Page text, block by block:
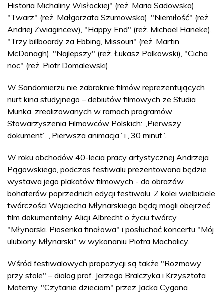
Historia Michaliny Wisłockiej" (reż. Maria Sadowska),
"Twarz" (reż. Małgorzata Szumowska), "Niemiłość" (reż.
Andriej Zwiagincew), "Happy End" (reż. Michael Haneke),
"Trzy billboardy za Ebbing, Missouri" (reż. Martin
McDonagh), "Najlepszy" (reż. Łukasz Palkowski), "Cicha
noc" (reż. Piotr Domalewski).
W Sandomierzu nie zabraknie filmów reprezentujących
nurt kina studyjnego – debiutów filmowych ze Studia
Munka, zrealizowanych w ramach programów
Stowarzyszenia Filmowców Polskich: „Pierwszy
dokument”, „Pierwsza animacja” i „30 minut”.
W roku obchodów 40-lecia pracy artystycznej Andrzeja
Pągowskiego, podczas festiwalu prezentowana będzie
wystawa jego plakatów filmowych - do obrazów
bohaterów poprzednich edycji festiwalu. Z kolei wielbiciele
twórczości Wojciecha Młynarskiego będą mogli obejrzeć
film dokumentalny Alicji Albrecht o życiu twórcy
"Młynarski. Piosenka finałowa" i posłuchać koncertu "Mój
ulubiony Młynarski" w wykonaniu Piotra Machalicy.
Wśród festiwalowych propozycji są także "Rozmowy
przy stole" – dialog prof. Jerzego Bralczyka i Krzysztofa
Materny, "Czytanie dzieciom" przez Jacka Cygana